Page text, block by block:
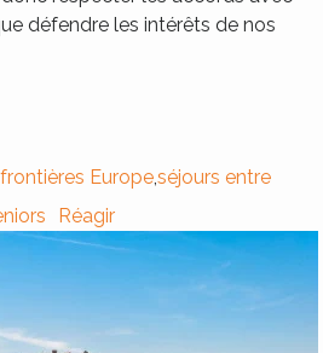
défendre les intérêts de nos
frontières Europeséjours entre
Réagir